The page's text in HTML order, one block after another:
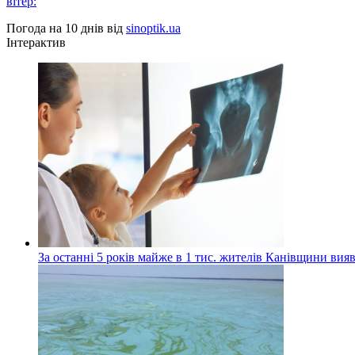
Погода на 10 днів від sinoptik.ua
Інтерактив
За останні 5 років майже в 1 тис. жителів Канівщини